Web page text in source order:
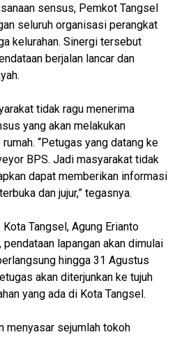
sensus, Pemkot Tangsel
seluruh organisasi perangkat
kelurahan. Sinergi tersebut
berjalan lancar dan
tidak ragu menerima
yang akan melakukan
“Petugas yang datang ke
BPS. Jadi masyarakat tidak
dapat memberikan informasi
dan jujur,” tegasnya.
Tangsel, Agung Erianto
lapangan akan dimulai
hingga 31 Agustus
akan diterjunkan ke tujuh
yang ada di Kota Tangsel.
menyasar sejumlah tokoh